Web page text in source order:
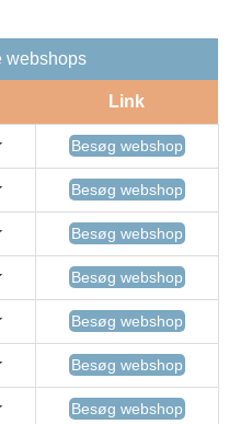
webshops
Link
Besøg webshop
Besøg webshop
Besøg webshop
Besøg webshop
Besøg webshop
Besøg webshop
Besøg webshop